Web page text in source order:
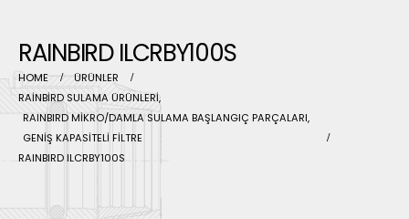
RAINBIRD ILCRBY100S
HOME
ÜRÜNLER
RAİNBİRD SULAMA ÜRÜNLERİ,
RAINBIRD MİKRO/DAMLA SULAMA BAŞLANGIÇ PARÇALARI,
GENİŞ KAPASİTELİ FİLTRE
RAINBIRD ILCRBY100S